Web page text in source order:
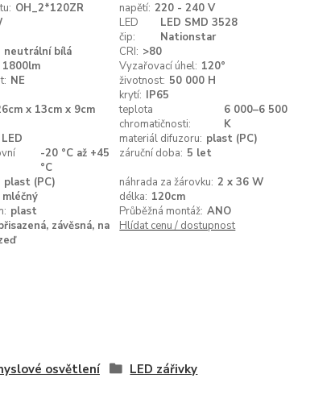
OH_2*120ZR napětí: 220 - 240 V
LED
čip:
LED SMD 3528
Nationstar
neutrální bílá CRI: >80
1800lm Vyzařovací úhel: 120°
NE životnost: 50 000 H
krytí: IP65
x 13cm x 9cm
teplota
chromatičnosti:
6 000–6 500
K
LED materiál difuzoru: plast (PC)
-20 °C až +45
°C
záruční doba: 5 let
plast (PC) náhrada za žárovku: 2 x 36 W
mléčný délka: 120cm
plast Průběžná montáž: ANO
závěsná, na
Hlídat cenu / dostupnost
osvětlení
LED zářivky